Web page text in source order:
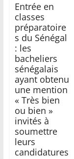
Entrée en
classes
préparatoire
s du Sénégal
: les
bacheliers
sénégalais
ayant obtenu
une mention
« Très bien
ou bien »
invités à
soumettre
leurs
candidatures